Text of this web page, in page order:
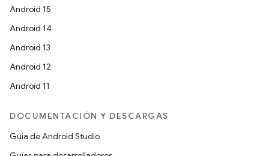
Android 15
Android 14
Android 13
Android 12
Android 11
DOCUMENTACIÓN Y DESCARGAS
Guía de Android Studio